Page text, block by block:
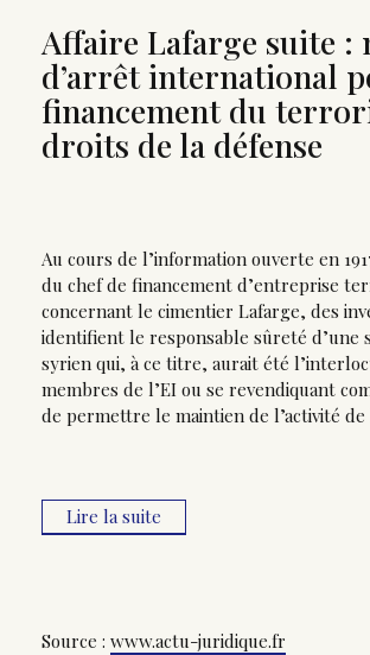
Affaire Lafarge suite :
d’arrêt international
financement du
droits de la défense
Source : www.actu-juridique.fr
Au cours de l’information ouverte en
du chef de financement d’entreprise
concernant le cimentier Lafarge, des
identifient le responsable sûreté d’une
syrien qui, à ce titre, aurait été
membres de l’EI ou se revendiquant
de permettre le maintien de l’activité de
Lire la suite